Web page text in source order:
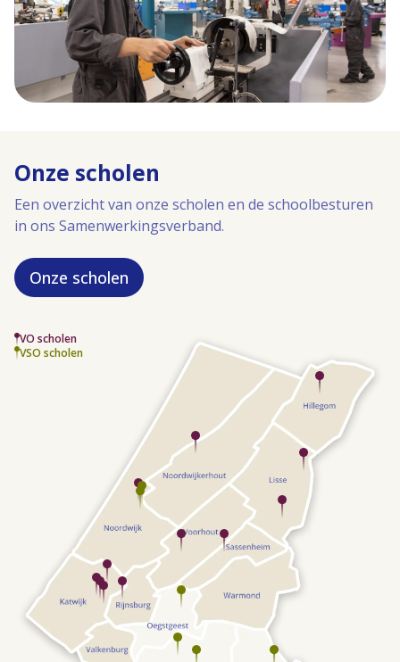
Onze scholen
Een overzicht van onze scholen en de schoolbesturen
in ons Samenwerkingsverband.
Onze scholen
VO scholen
VSO scholen